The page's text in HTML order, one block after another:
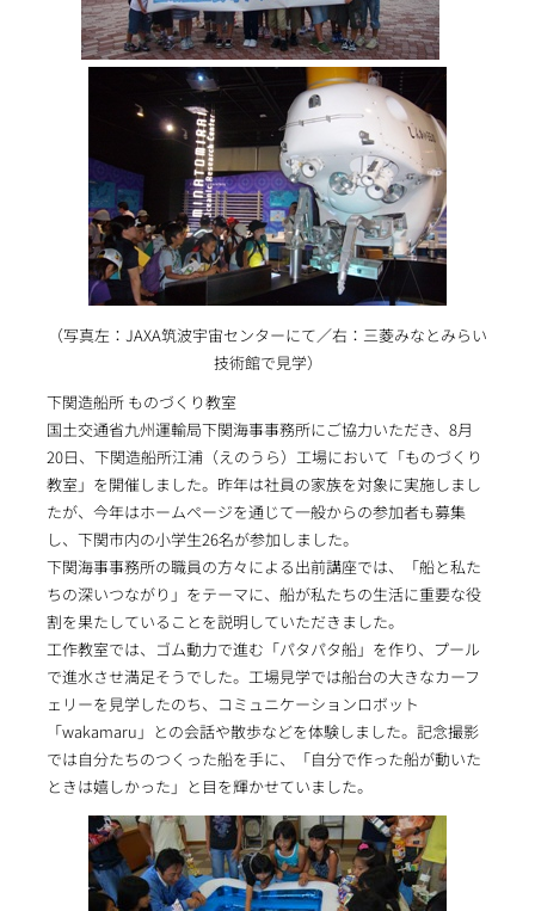
（写真左：JAXA筑波宇宙センターにて／右：三菱みなとみらい
技術館で見学）
下関造船所 ものづくり教室
国土交通省九州運輸局下関海事事務所にご協力いただき、8月
20日、下関造船所江浦（えのうら）工場において「ものづくり
教室」を開催しました。昨年は社員の家族を対象に実施しまし
たが、今年はホームページを通じて一般からの参加者も募集
し、下関市内の小学生26名が参加しました。
下関海事事務所の職員の方々による出前講座では、「船と私た
ちの深いつながり」をテーマに、船が私たちの生活に重要な役
割を果たしていることを説明していただきました。
工作教室では、ゴム動力で進む「パタパタ船」を作り、プール
で進水させ満足そうでした。工場見学では船台の大きなカーフ
ェリーを見学したのち、コミュニケーションロボット
「wakamaru」との会話や散歩などを体験しました。記念撮影
では自分たちのつくった船を手に、「自分で作った船が動いた
ときは嬉しかった」と目を輝かせていました。